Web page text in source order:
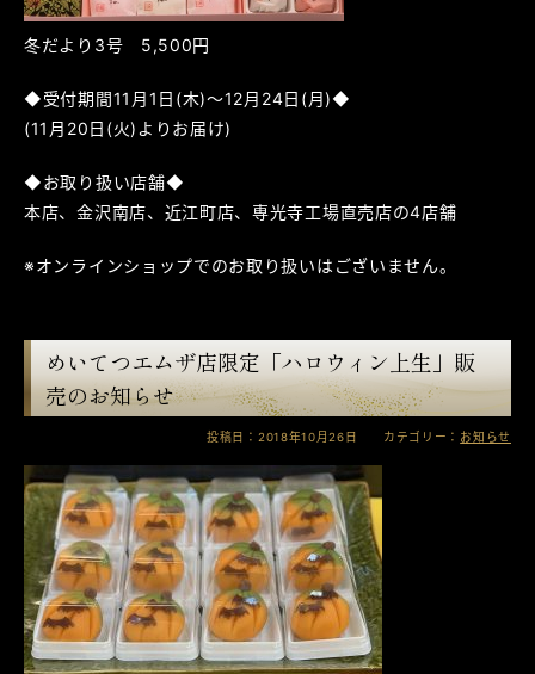
冬だより3号 5,500円
◆受付期間11月1日(木)～12月24日(月)◆
(11月20日(火)よりお届け)
◆お取り扱い店舗◆
本店、金沢南店、近江町店、専光寺工場直売店の4店舗
※オンラインショップでのお取り扱いはございません。
めいてつエムザ店限定「ハロウィン上生」販
売のお知らせ
投稿日：2018年10月26日 カテゴリー： お知らせ